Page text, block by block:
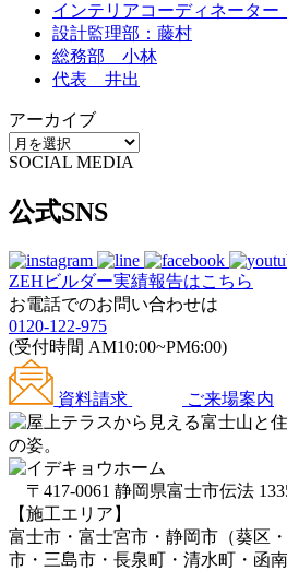
インテリアコーディネーター
設計監理部：藤村
総務部 小林
代表 井出
アーカイブ
SOCIAL MEDIA
公式SNS
ZEHビルダー実績報告はこちら
お電話でのお問い合わせは
0120-122-975
(受付時間 AM10:00~PM6:00)
資料請求 ご来場案内
〒417-0061 静岡県富士市伝法
【施工エリア】
富士市・富士宮市・静岡市（葵区
市・三島市・長泉町・清水町・函